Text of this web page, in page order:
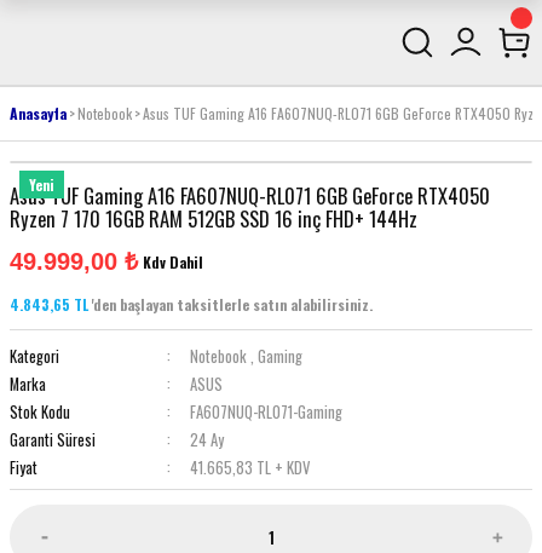
Anasayfa Notebook Asus TUF Gaming A16 FA607NUQ-RL071 6GB GeForce RTX4050
Yeni
Asus TUF Gaming A16 FA607NUQ-RL071 6GB GeForce RTX4050
Ryzen 7 170 16GB RAM 512GB SSD 16 inç FHD+ 144Hz
49.999,00 ₺ Kdv Dahil
4.843,65 TL'den başlayan taksitlerle satın alabilirsiniz.
Kategori Notebook, Gaming
Marka
ASUS
Stok Kodu
FA607NUQ-RL071-Gaming
Garanti Süresi
24 Ay
Fiyat
41.665,83 TL + KDV